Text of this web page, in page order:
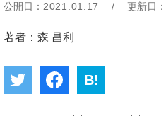
公開日： 2021.01.17 / 更新日：
著者：森 昌利
B!